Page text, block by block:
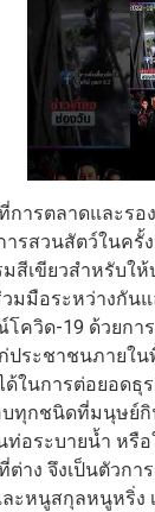
ารตลาดและร
ารสวนสัตว์ในค
เขียวสำหรับใ
มมือระหว่างกัน
โควิด-19 ด้วยก
ระชาชนภายใ
ในการต่อยอด
ทุกชนิดที่มนุษย์
อระบายน้ำ หรื
าง จึงเป็นตัวก
ะหนูสกุลหนูหริ่ง